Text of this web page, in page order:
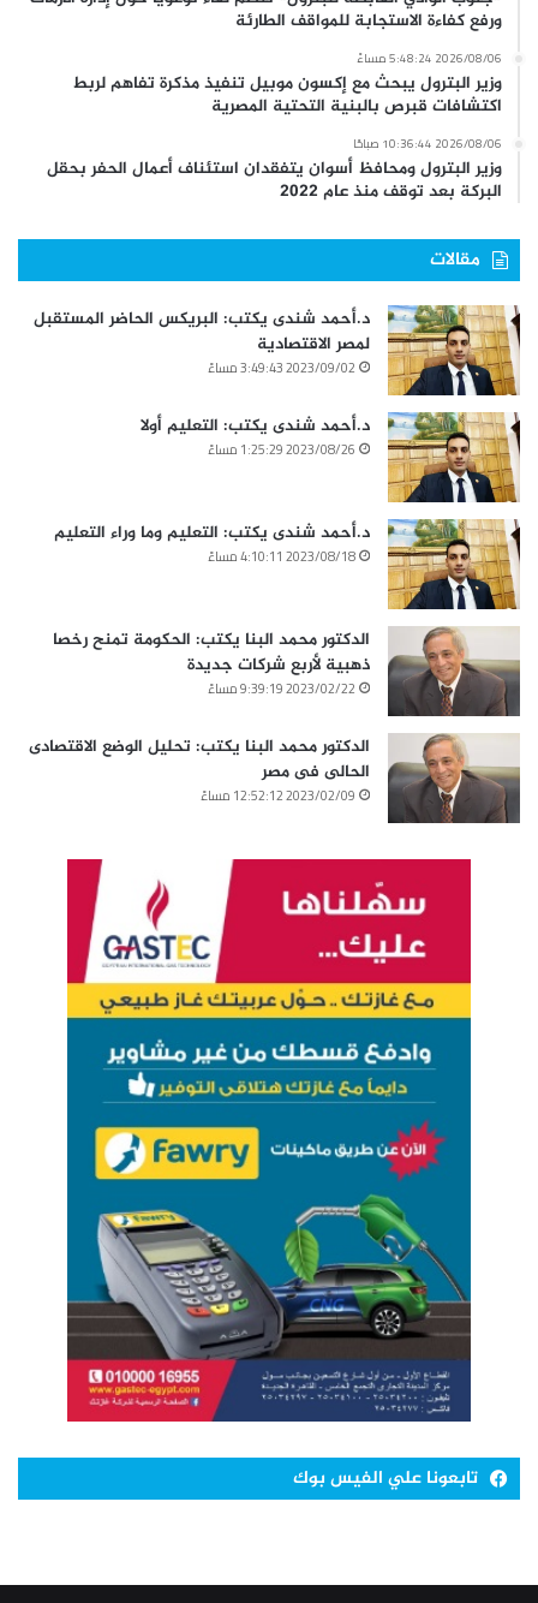
ورفع كفاءة الاستجابة للمواقف الطارئة
2026/08/06 5:48:24 مساءً
وزير البترول يبحث مع إكسون موبيل تنفيذ مذكرة تفاهم لربط
اكتشافات قبرص بالبنية التحتية المصرية
2026/08/06 10:36:44 صباحًا
وزير البترول ومحافظ أسوان يتفقدان استئناف أعمال الحفر بحقل
البركة بعد توقف منذ عام 2022
مقالات
د.أحمد شندى يكتب: البريكس الحاضر المستقبل
لمصر الاقتصادية
2023/09/02 3:49:43 مساءً
د.أحمد شندى يكتب: التعليم أولا
2023/08/26 1:25:29 مساءً
د.أحمد شندى يكتب: التعليم وما وراء التعليم
2023/08/18 4:10:11 مساءً
الدكتور محمد البنا يكتب: الحكومة تمنح رخصا
ذهبية لأربع شركات جديدة
2023/02/22 9:39:19 مساءً
الدكتور محمد البنا يكتب: تحليل الوضع الاقتصادى
الحالى فى مصر
2023/02/09 12:52:12 مساءً
تابعونا علي الفيس بوك